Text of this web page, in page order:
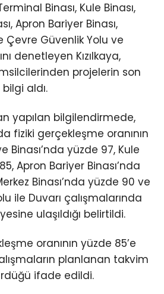
Binası, Kule Binası,
Apron Bariyer Binası,
Çevre Güvenlik Yolu ve
denetleyen Kızılkaya,
projelerin son
aldı.
yapılan bilgilendirmede,
fiziki gerçekleşme oranının
Binası’nda yüzde 97, Kule
Apron Bariyer Binası’nda
Binası’nda yüzde 90 ve
ile Duvarı çalışmalarında
ulaşıldığı belirtildi.
oranının yüzde 85’e
planlanan takvim
ifade edildi.